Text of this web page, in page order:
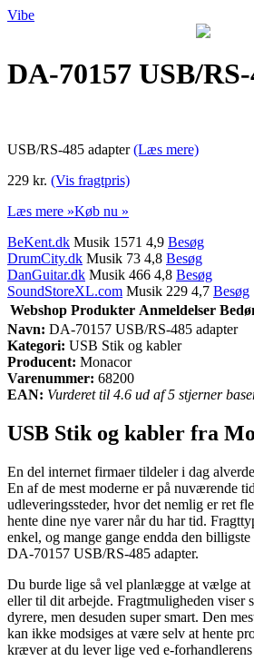
Vibe
DA-70157 USB/
USB/RS-485 adapter(Læs mere)
229 kr. (Vis fragtpris)
Læs mere »Køb nu »
BeKent.dk Musik 1571 4,9 Besøg
DrumCity.dk Musik 73 4,8 Besøg
DanGuitar.dk Musik 466 4,8 Besøg
SoundStoreXL.com Musik 229 4,7 Besøg
Webshop Produkter Anmeldelser
Navn: DA-70157 USB/RS-485 adapter
Kategori: USB Stik og kabler
Producent: Monacor
Varenummer: 68200
EAN: Vurderet til 4.6 ud af 5 stjerner
USB Stik og kabler fra
En del internet firmaer tildeler i dag
En af de mest moderne er på nuværende
udleveringssteder, hvor det nemlig er ret
hente dine nye varer når du har tid.
enkel, og mange gange endda den
DA-70157 USB/RS-485 adapter.
Du burde lige så vel planlægge at vælge
eller til dit arbejde. Fragtmuligheden viser
dyrere, men desuden super smart. Den
kan ikke modsiges at være selv at hente
kræver at du lever lige ved e-